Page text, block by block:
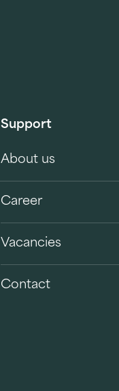
Support
About us
Career
Vacancies
Contact